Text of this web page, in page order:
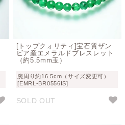
[トップクォリティ]宝石質ザン
ビア産エメラルドブレスレット
（約5.5mm玉）
腕周り約16.5cm（サイズ変更可）
[EMRL-BR0556IS]
SOLD OUT